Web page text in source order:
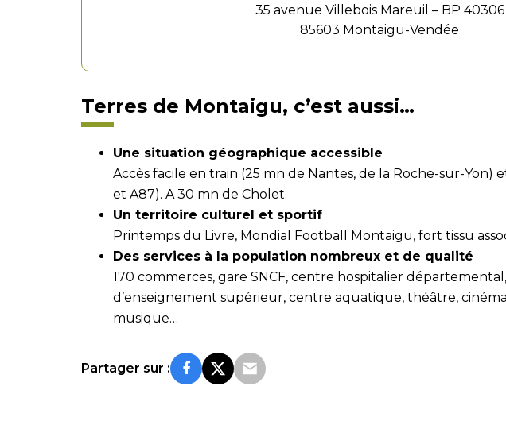
35 avenue Villebois Mareuil – BP 40306
85603 Montaigu-Vendée
Terres de Montaigu, c’est aussi…
Une situation géographique accessible
Accès facile en train (25 mn de Nantes, de la Roche-sur-Yon)
et A87). A 30 mn de Cholet.
Un territoire culturel et sportif
Printemps du Livre, Mondial Football Montaigu, fort tissu
Des services à la population nombreux et de qualité
170 commerces, gare SNCF, centre hospitalier
d’enseignement supérieur, centre aquatique, théâtre,
musique…
Partager sur :